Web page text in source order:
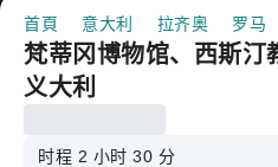
首頁 意大利 拉齐奥 罗马
梵蒂冈博物馆、西斯汀
义大利
时程 2 小时 30 分